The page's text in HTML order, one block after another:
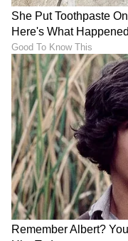
ವಿಶ್ವವಿದ್ಯಾಲಯದಿಂದ
ನಿರ್ವಹಣೆ.
ಬರಹಗಾರ ಹಾಗೂ
ಮನರಂಜನೆ ಸುದ್ದಿಗಳ
ಸಂಗೀತ ಕೇಳುವುದು
ಆಲಿಯಾ ಭಟ್ ಕೇನ್ಸ್
ಕನ್ನಡ ಸಿನಿಮಾ (
ಕಾರ್ಯಕ್ರಮಗಳು (
ಸುದ್ದಿಗಳು ಮತ್ತು
ಸುವರ್ಣ
ಸಿನಿಮಾ
ತಾರೆಯರ
ತೆರೆಮರೆಯ ಕಥೆಗಳು,
ಮಾಹಿತಿಯೂ ಇಲ್ಲಿದೆ.